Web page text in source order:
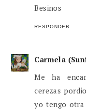
Besinos
RESPONDER
Carmela
Me ha
cerezas
yo tengo otra